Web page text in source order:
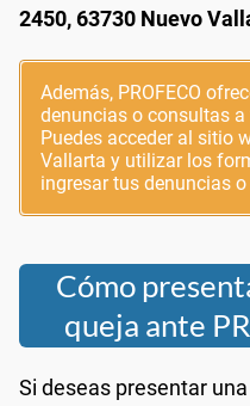
2450, 63730 Nuevo
Además, PROFECO
denuncias o consultas
Puedes acceder al sitio
Vallarta y utilizar los
ingresar tus denuncias
Cómo
queja ante
Si deseas presentar